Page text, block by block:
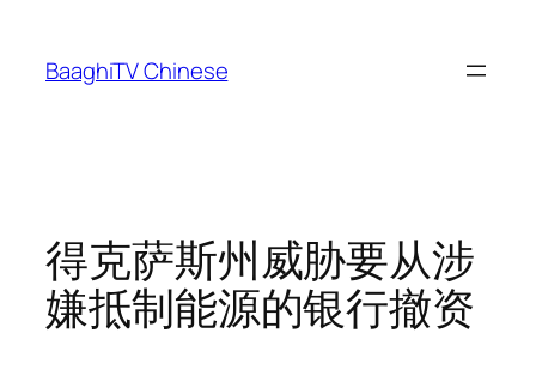
content
BaaghiTV Chinese
得克萨斯州威胁要从涉
嫌抵制能源的银行撤资